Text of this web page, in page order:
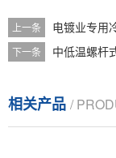
上一条 电镀业专用
下一条 中低温螺杆
相关产品 /